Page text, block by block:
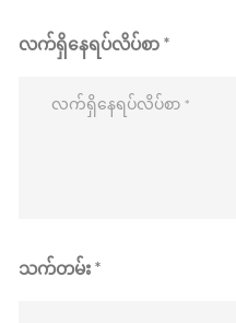
လက်ရှိနေရပ်လိပ်စာ *
သက်တမ်း *